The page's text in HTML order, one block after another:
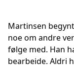
Martinsen
noe om andre
følge med. Han
bearbeide. Aldri